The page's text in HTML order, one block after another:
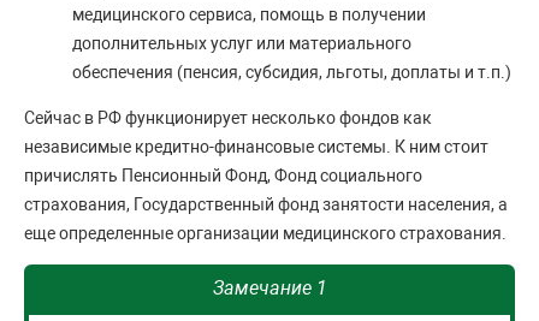
медицинского сервиса, помощь в получении
дополнительных услуг или материального
обеспечения (пенсия, субсидия, льготы, доплаты и т.п.)
Сейчас в РФ функционирует несколько фондов как
независимые кредитно-финансовые системы. К ним стоит
причислять Пенсионный Фонд, Фонд социального
страхования, Государственный фонд занятости населения, а
еще определенные организации медицинского страхования.
Замечание 1